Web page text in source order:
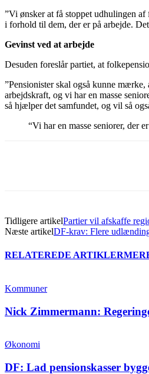
”Vi ønsker at få stoppet udhulingen
i forhold til dem, der er på arbejde.
Gevinst ved at arbejde
Desuden foreslår partiet, at
”Pensionister skal også kunne
arbejdskraft, og vi har en masse
så hjælper det samfundet, og vil så
“Vi har en masse seniorer, der
Tidligere artikelPartier vil afskaffe
Næste artikelDF-krav: Flere
RELATEREDE ARTIKLER
Kommuner
Nick Zimmermann:
Økonomi
DF: Lad pensionskasser